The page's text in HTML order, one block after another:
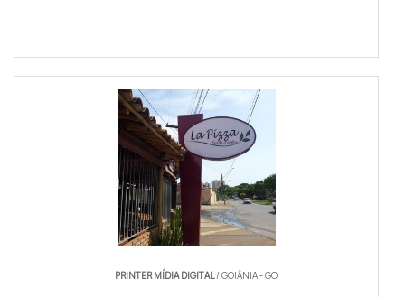
PRINTER MÍDIA DIGITAL/ GOIÂNIA - GO